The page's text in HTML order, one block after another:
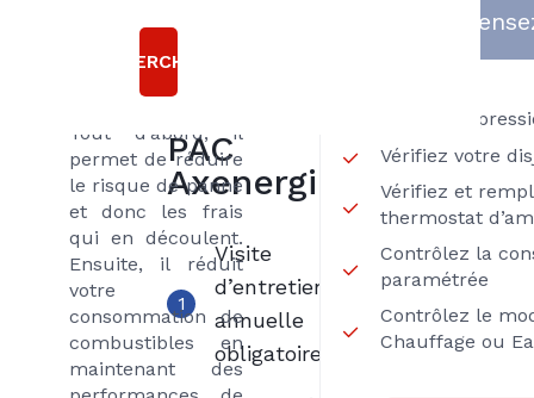
obligatoire et
Tout d’abord, il
permet de réduire
le risque de panne
et donc les frais
qui en découlent.
Ensuite, il réduit
votre
consommation de
combustibles en
maintenant des
Vérifiez la
Vérifiez votre
Vérifiez et
thermostat
Contrôlez la
paramétrée
Contrôlez le
Chauffage ou
RECHERCHERchoisir le
contrat
PAC
Axenergie
1
Visite
d’entretien
annuelle
obligatoire